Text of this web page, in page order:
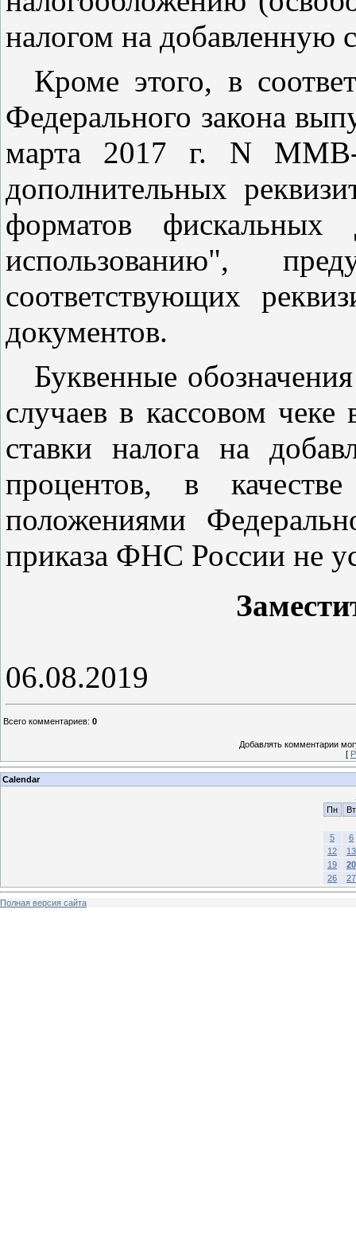
налогом на добавленную
Кроме этого, в
Федерального закона
марта 2017 г. N ММВ-
дополнительных
форматов фискальных
использованию",
соответствующих
документов.
Буквенные
случаев в кассовом
ставки налога на
процентов, в
положениями
приказа ФНС России не
06.08.2019
Всего комментариев: 0
Добавлять комментарии
[
Calendar
Пн
Вт
5
6
12
13
19
20
26
27
Полная версия сайта